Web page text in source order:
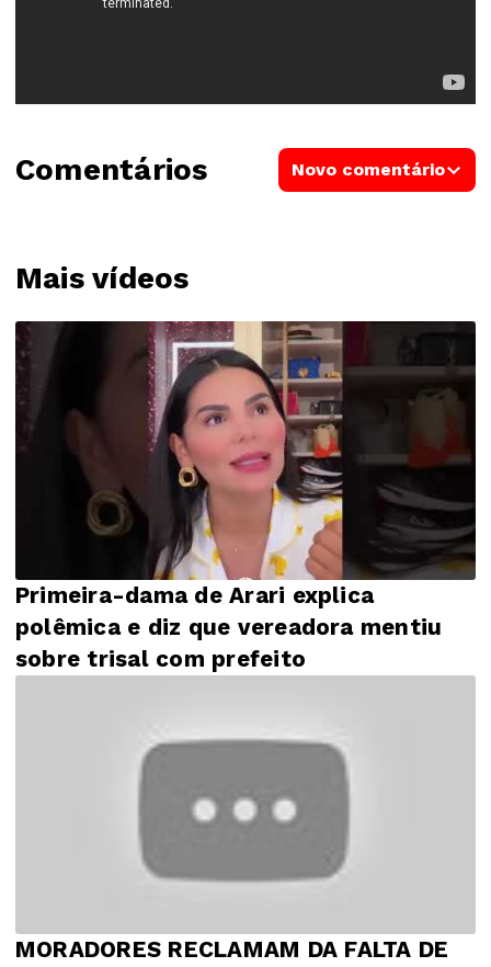
Mais vídeos
Primeira-dama de Arari explica
polêmica e diz que vereadora mentiu
sobre trisal com prefeito
MORADORES RECLAMAM DA FALTA DE
Comentários Novo comentário